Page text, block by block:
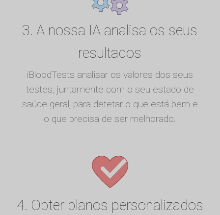
3. A nossa IA analisa os seus
resultados
iBloodTests analisar os valores dos seus
testes, juntamente com o seu estado de
saúde geral, para detetar o que está bem e
o que precisa de ser melhorado.
4. Obter planos personalizados